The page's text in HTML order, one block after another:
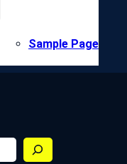
Sample Page